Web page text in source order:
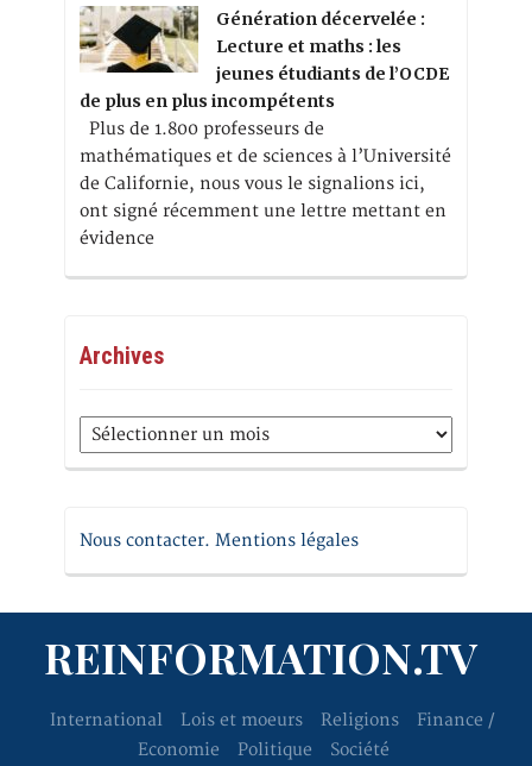
Génération décervelée :
Lecture et maths : les
jeunes étudiants de l’OCDE
de plus en plus incompétents
Plus de 1.800 professeurs de
mathématiques et de sciences à l’Université
de Californie, nous vous le signalions ici,
ont signé récemment une lettre mettant en
évidence
Archives
Archives
Nous contacter. Mentions légales
REINFORMATION.TV
International Lois et moeurs Religions
Finance /
Economie
Politique Société